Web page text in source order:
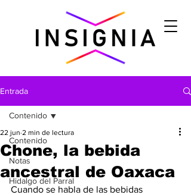
Entrada
Contenido
Notas
Hidalgo del Parral
Contenido
Chone, la bebida
ancestral de Oaxaca
22 jun 2 min de lectura
Cuando se habla de las bebidas